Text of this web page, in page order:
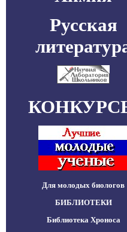
Русская
Для молодых биологов
БИБЛИОТЕКИ
Библиотека Хроноса